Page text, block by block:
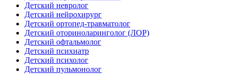
Детский невролог
Детский нейрохирург
Детский ортопед-травматолог
Детский оториноларинголог (ЛОР)
Детский офтальмолог
Детский психиатр
Детский психолог
Детский пульмонолог